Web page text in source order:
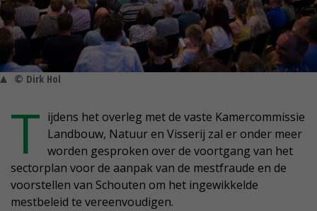
© Dirk Hol
T ijdens het overleg met de vaste Kamercommissie
Landbouw, Natuur en Visserij zal er onder meer
worden gesproken over de voortgang van het
sectorplan voor de aanpak van de mestfraude en de
voorstellen van Schouten om het ingewikkelde
mestbeleid te vereenvoudigen.